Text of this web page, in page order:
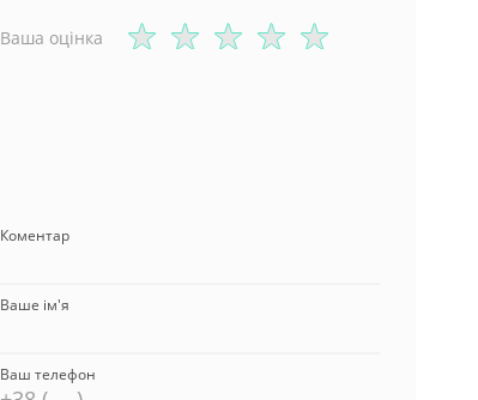
Ваша оцінка
Коментар
Ваше ім'я
Ваш телефон